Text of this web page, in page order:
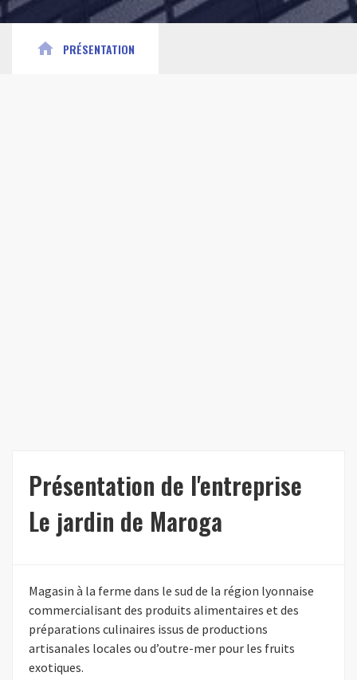
home PRÉSENTATION
Présentation de l'entreprise
Le jardin de Maroga
Magasin à la ferme dans le sud de la région lyonnaise
commercialisant des produits alimentaires et des
préparations culinaires issus de productions
artisanales locales ou d’outre-mer pour les fruits
exotiques.